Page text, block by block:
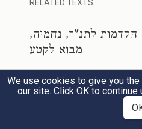
אֲשֶׁ֨ר צִוָּ֤ה יְהֹוָה֙
בְנֵֽי־יִשְׂרָאֵ֧ל בַּסֻּכּ֛וֹת
ק֥וֹל בְּכׇל־עָרֵיהֶם֮
RELATED TEXTS
הקדמות לתנ"ך, נחמיה,
מבוא לקטע
הקדמות לתנ"ך, נחמיה,
הקדמה לספר
We use cookies to give you
our site. Click OK to continue